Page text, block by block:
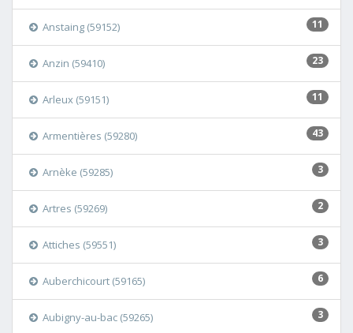
11
Anstaing (59152)
23
Anzin (59410)
11
Arleux (59151)
43
Armentières (59280)
3
Arnèke (59285)
2
Artres (59269)
3
Attiches (59551)
6
Auberchicourt (59165)
3
Aubigny-au-bac (59265)